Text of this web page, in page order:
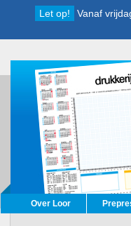
Let op!
Vanaf
Over Loor